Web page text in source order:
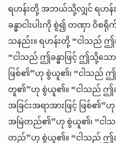
ရဟန်းတို့ အဘယ်သို့လျှင် ရဟန်း
ခန္ဓာငါးပါးကို စွဲ၍ တဏှာ ဝိ
သနည်း။ ရဟန်းတို့ “ငါသည် ဤ
“ငါသည် ဤခန္ဓာဖြင့် ဤသို့သော
ဖြစ်၏”ဟု စွဲယူ၏၊ “ငါသည် ဤ
တူ၏”ဟု စွဲယူ၏။ “ငါသည် ဤခန္
အခြင်းအရာအားဖြင့် ဖြစ်၏
အမြဲတည်၏”ဟု စွဲယူ၏၊ “ငါသ
တည်”ဟု စွဲယူ၏။ “ငါသည် ဤခ